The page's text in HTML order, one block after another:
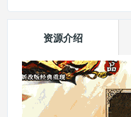
资源介绍